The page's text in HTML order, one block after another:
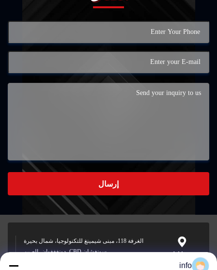
إرسال
Address
الغرفة 118، مبنى شيمينغ للتكنولوجيا، شمال بحيرة
سونغشان CBD، دونغغغوان، الصين
info